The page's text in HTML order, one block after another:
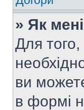
» Як
Для
ви
в формі